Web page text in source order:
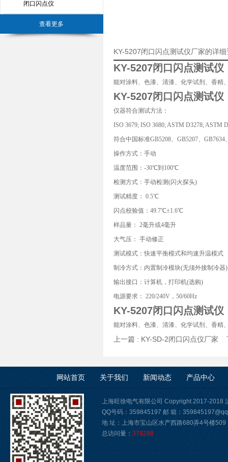
闭口闪点仪
查看更多
KY-5207闭口闪点测试仪厂家的详
KY-5207闭口闪点测试仪
能对涂料、色漆、清漆、化学试剂、香精
KY-5207闭口闪点测试仪
仪器符合测试方法：
ISO 3679; ISO 3680; ASTM D3278; ASTM
符合中国标准GB5208、GB5207、GB7634
操作方式：手动
温度范围：-30℃到100℃
检测方式：手动检测(闪火探头)
测试精度： 0.5℃
闪点校验值：49.7℃±1.6℃
样品量： 2毫升或4毫升
大气压： 手动修正
测试模式：快速平衡模式和均速升温模式
制冷方式：内置制冷模块(无须外接制冷器)
输出接口：计算机，打印机(选购)
电源要求： 220/240V，50/60Hz
KY-5207闭口闪点测试仪
能对涂料、色漆、清漆、化学试剂、香精
上一篇 : KY-SD-2闭口闪点仪厂家
网站首页 关于我们 新闻动态 产品中心
上海旺徐电气有限公司 Copyright 2017-2018
QQ号码：359845197 邮 箱：
地 址：上海市宝山区水产西路680弄4号楼509
总访问量： 378288